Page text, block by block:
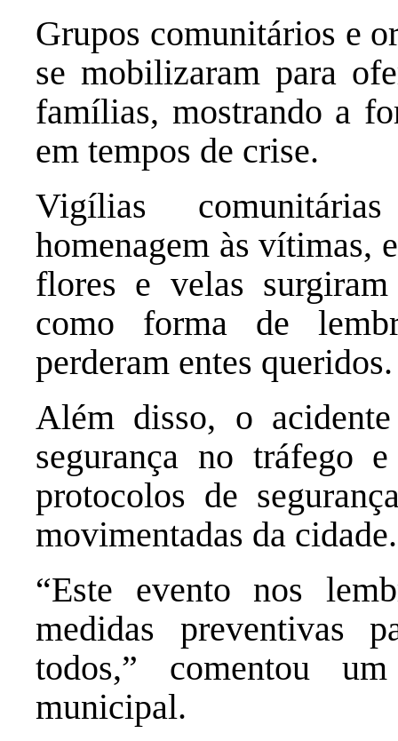
Grupos comunitários e
se mobilizaram para
famílias, mostrando a
em tempos de crise.
Vigílias
homenagem às vítimas,
flores e velas
como forma de
perderam entes queridos.
Além disso, o
segurança no tráfego
protocolos de
movimentadas da cidade.
“Este evento nos
medidas preventivas
todos,” comentou
municipal.